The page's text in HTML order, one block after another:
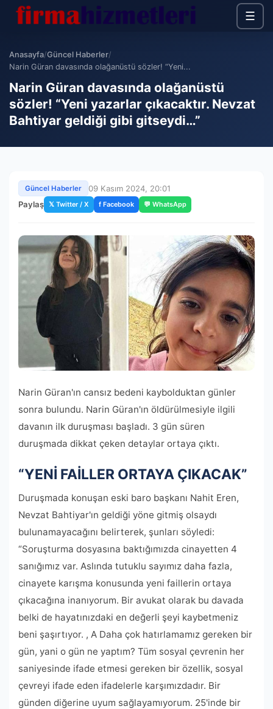
☰
Anasayfa/Güncel Haberler/
Narin Güran davasında olağanüstü sözler! “Yeni...
Narin Güran davasında olağanüstü
sözler! “Yeni yazarlar çıkacaktır. Nevzat
Bahtiyar geldiği gibi gitseydi…”
Güncel Haberler
09 Kasım 2024, 20:01
Paylaş 𝕏 Twitter / X f Facebook 💬 WhatsApp
Narin Güran'ın cansız bedeni kaybolduktan günler
sonra bulundu. Narin Güran'ın öldürülmesiyle ilgili
davanın ilk duruşması başladı. 3 gün süren
duruşmada dikkat çeken detaylar ortaya çıktı.
“YENİ FAİLLER ORTAYA ÇIKACAK”
Duruşmada konuşan eski baro başkanı Nahit Eren,
Nevzat Bahtiyar'ın geldiği yöne gitmiş olsaydı
bulunamayacağını belirterek, şunları söyledi:
“Soruşturma dosyasına baktığımızda cinayetten 4
sanığımız var. Aslında tutuklu sayımız daha fazla,
cinayete karışma konusunda yeni faillerin ortaya
çıkacağına inanıyorum. Bir avukat olarak bu davada
belki de hayatınızdaki en değerli şeyi kaybetmeniz
beni şaşırtıyor. , A Daha çok hatırlamamız gereken bir
gün, yani o gün ne yaptım? Tüm sosyal çevrenin her
saniyesinde ifade etmesi gereken bir özellik, sosyal
çevreyi ifade eden ifadelerle karşımızdadır. Bir
günden diğerine uyum sağlayamıyorum. 25'inde bir